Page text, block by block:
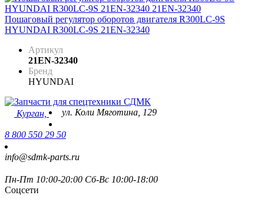
Пошаговый регулятор оборотов двигателя R300LC-9S
HYUNDAI R300LC-9S 21EN-32340
Артикул
21EN-32340
Бренд
HYUNDAI
Курган, ул. Коли Мяготина, 129
8 800 550 29 50
info@sdmk-parts.ru
Пн-Пт 10:00-20:00 Сб-Вс 10:00-18:00
Соцсети